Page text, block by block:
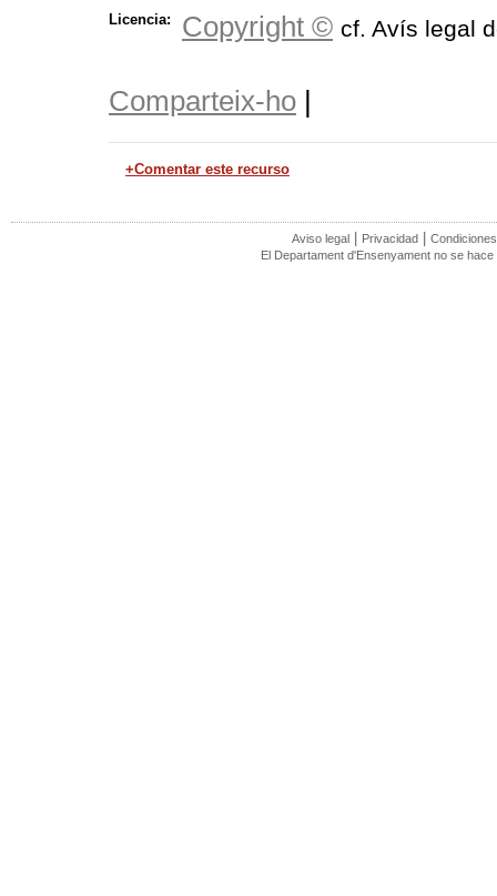
Licencia: Copyright © cf. Avís legal
Comparteix-ho |
+Comentar este recurso
Aviso legal | Privacidad |
El Departament d'Ensenyament no se